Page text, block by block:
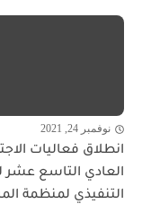
نوفمبر 24, 2021
انطلاق فعاليات
العادي التاسع
التنفيذي لمنظمة